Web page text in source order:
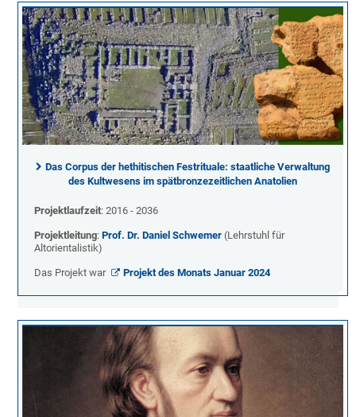
Das Corpus der hethitischen Festrituale: staatliche Verwaltung
des Kultwesens im spätbronzezeitlichen Anatolien
Projektlaufzeit: 2016 - 2036
Projektleitung:Prof. Dr. Daniel Schwemer (Lehrstuhl für
Altorientalistik)
Das Projekt war Projekt des Monats Januar 2024